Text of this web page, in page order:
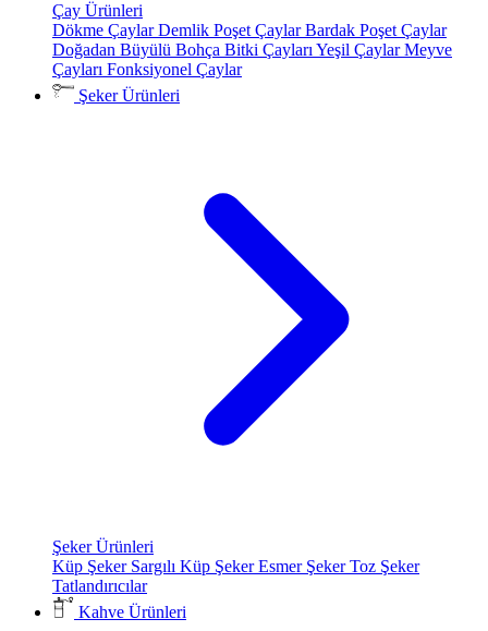
Çay Ürünleri
Dökme ÇaylarDemlik Poşet ÇaylarBardak Poşet Çaylar
Doğadan Büyülü Bohça Bitki Çayları Yeşil ÇaylarMeyve
Çayları Fonksiyonel Çaylar
Şeker Ürünleri
Şeker Ürünleri
Küp Şeker Sargılı Küp ŞekerEsmer ŞekerToz Şeker
Tatlandırıcılar
Kahve Ürünleri